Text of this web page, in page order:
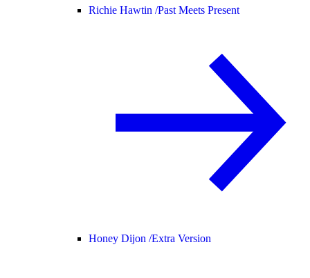
Richie Hawtin /Past Meets Present
Honey Dijon /Extra Version